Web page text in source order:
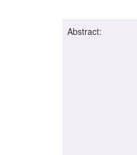
Abstract: